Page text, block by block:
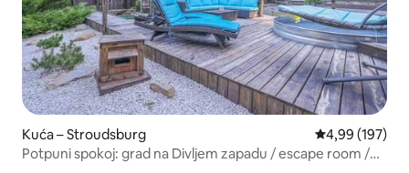
Kuća – Stroudsburg Prosječna
4,99 (197)
Potpuni spokoj: grad na Divljem zapadu / escape room /